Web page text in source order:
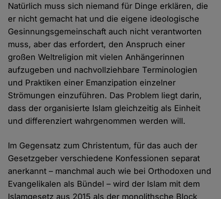
Natürlich muss sich niemand für Dinge erklären, die
er nicht gemacht hat und die eigene ideologische
Gesinnungsgemeinschaft auch nicht verantworten
muss, aber das erfordert, den Anspruch einer
großen Weltreligion mit vielen Anhängerinnen
aufzugeben und nachvollziehbare Terminologien
und Praktiken einer Emanzipation einzelner
Strömungen einzuführen. Das Problem liegt darin,
dass der organisierte Islam gleichzeitig als Einheit
und differenziert wahrgenommen werden will.
Im Gegensatz zum Christentum, für das auch der
Gesetzgeber verschiedene Konfessionen separat
anerkannt – manchmal auch wie bei Orthodoxen und
Evangelikalen als Bündel – wird der Islam mit dem
Islamgesetz aus 2015 als der monolithsche Block